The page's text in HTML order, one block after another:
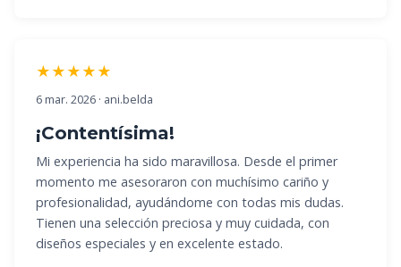
★★★★★
6 mar. 2026 · ani.belda
¡Contentísima!
Mi experiencia ha sido maravillosa. Desde el primer
momento me asesoraron con muchísimo cariño y
profesionalidad, ayudándome con todas mis dudas.
Tienen una selección preciosa y muy cuidada, con
diseños especiales y en excelente estado.